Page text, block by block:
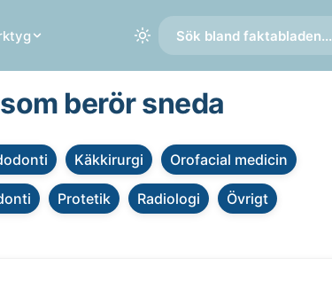
Sök bland faktabladen...
berör sneda
Käkkirurgi Orofacial medicin
Protetik Radiologi Övrigt